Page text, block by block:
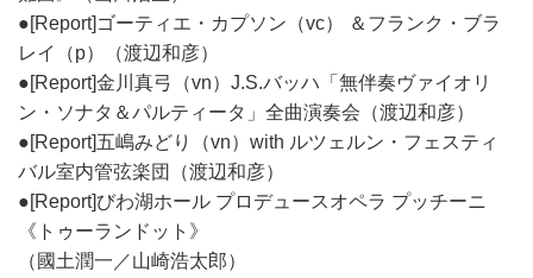
●[Report]ゴーティエ・カプソン（vc） ＆フランク・ブラ
レイ（p）（渡辺和彦）
●[Report]金川真弓（vn）J.S.バッハ「無伴奏ヴァイオリ
ン・ソナタ＆パルティータ」全曲演奏会（渡辺和彦）
●[Report]五嶋みどり（vn）with ルツェルン・フェスティ
バル室内管弦楽団（渡辺和彦）
●[Report]びわ湖ホール プロデュースオペラ プッチーニ
《トゥーランドット》
（國土潤一／山崎浩太郎）